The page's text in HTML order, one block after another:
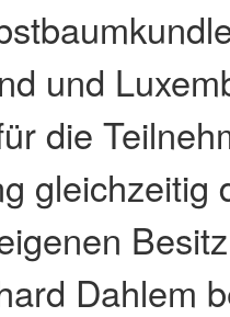
und
die
gleichzeitig
Dahlem